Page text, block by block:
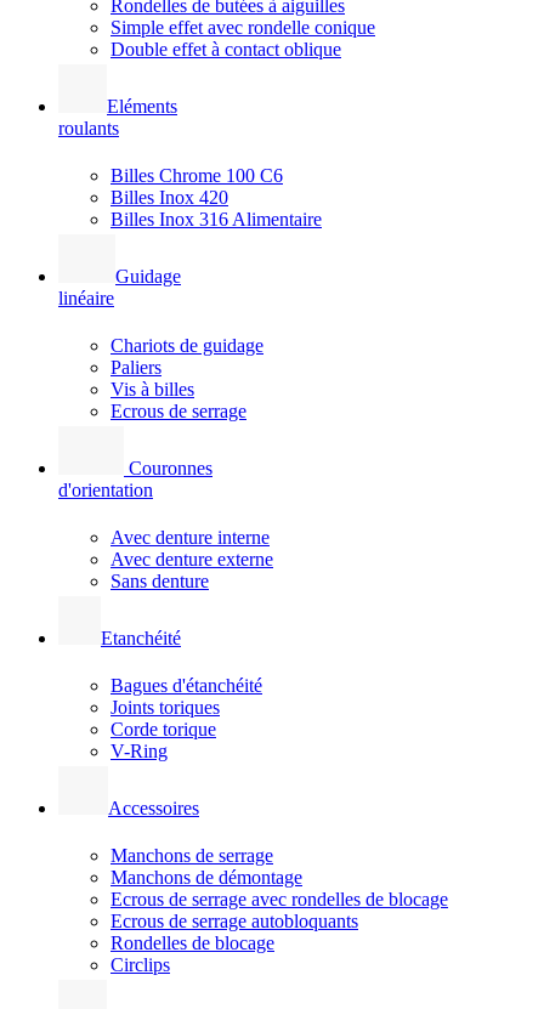
Rondelles de butées à aiguilles
Simple effet avec rondelle conique
Double effet à contact oblique
Eléments
roulants
Billes Chrome 100 C6
Billes Inox 420
Billes Inox 316 Alimentaire
Guidage
linéaire
Chariots de guidage
Paliers
Vis à billes
Ecrous de serrage
Couronnes
d'orientation
Avec denture interne
Avec denture externe
Sans denture
Etanchéité
Bagues d'étanchéité
Joints toriques
Corde torique
V-Ring
Accessoires
Manchons de serrage
Manchons de démontage
Ecrous de serrage avec rondelles de blocage
Ecrous de serrage autobloquants
Rondelles de blocage
Circlips